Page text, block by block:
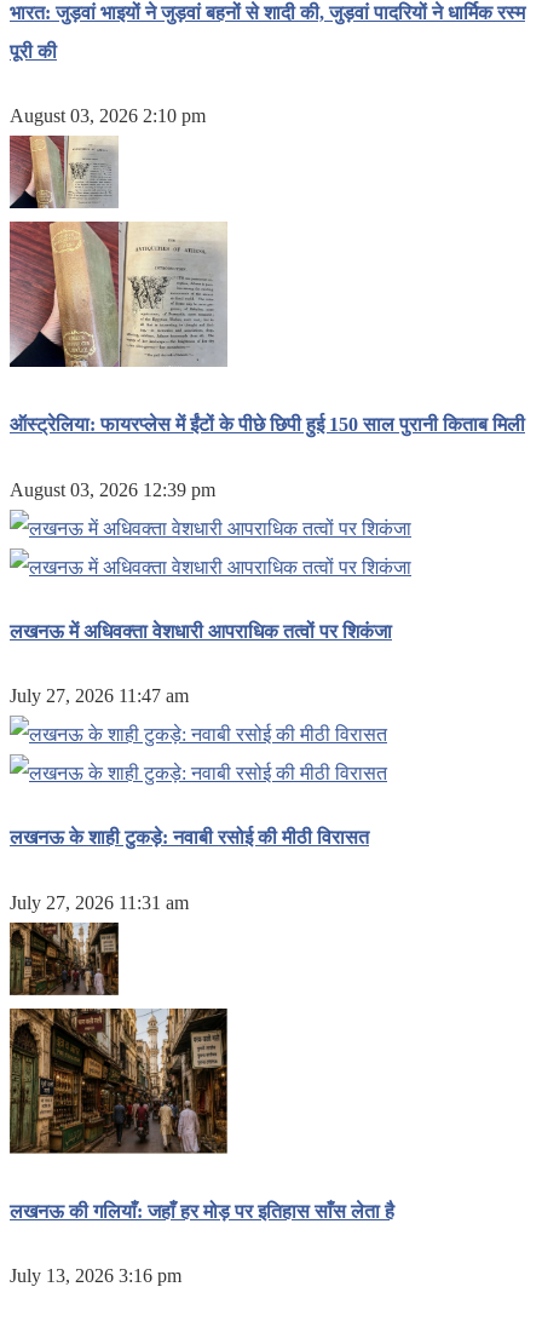
भारत: जुड़वां भाइयों ने जुड़वां बहनों से शादी की, जुड़वां पादरियों ने धार्मिक रस्म
पूरी की
August 03, 2026 2:10 pm
ऑस्ट्रेलिया: फायरप्लेस में ईंटों के पीछे छिपी हुई 150 साल पुरानी किताब मिली
August 03, 2026 12:39 pm
लखनऊ में अधिवक्ता वेशधारी आपराधिक तत्वों पर शिकंजा
July 27, 2026 11:47 am
लखनऊ के शाही टुकड़े: नवाबी रसोई की मीठी विरासत
July 27, 2026 11:31 am
लखनऊ की गलियाँ: जहाँ हर मोड़ पर इतिहास साँस लेता है
July 13, 2026 3:16 pm